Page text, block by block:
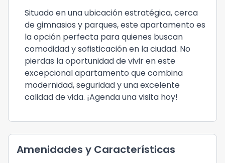
Situado en una ubicación estratégica, cerca
de gimnasios y parques, este apartamento es
la opción perfecta para quienes buscan
comodidad y sofisticación en la ciudad. No
pierdas la oportunidad de vivir en este
excepcional apartamento que combina
modernidad, seguridad y una excelente
calidad de vida. ¡Agenda una visita hoy!
Amenidades y Características